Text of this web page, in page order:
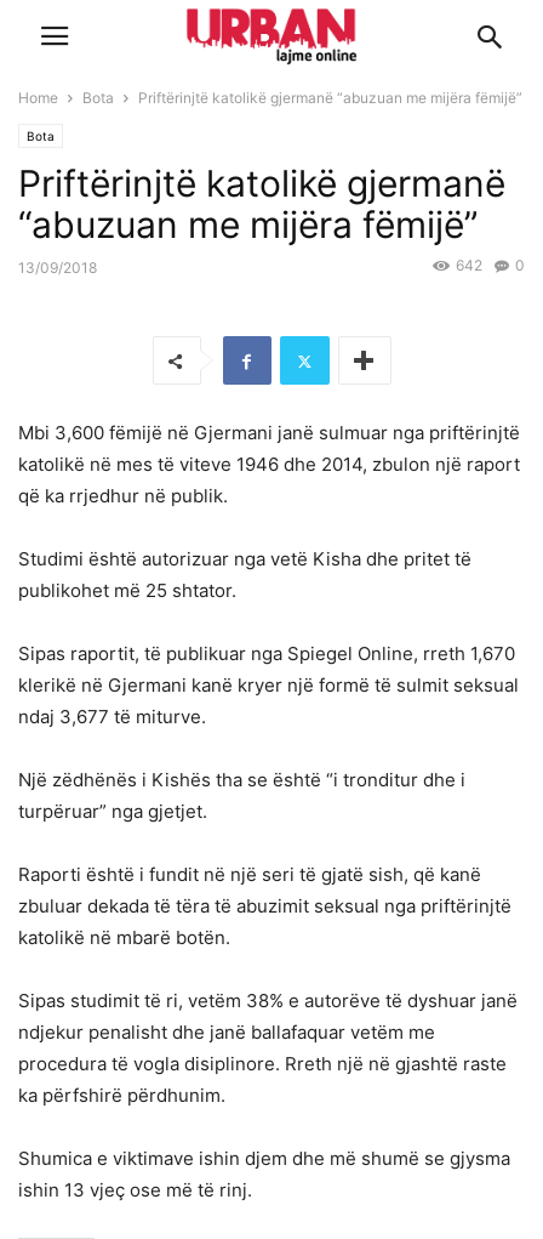
Home Bota Priftërinjtë katolikë gjermanë “abuzuan me mijëra fëmijë”
Bota
Priftërinjtë katolikë gjermanë
“abuzuan me mijëra fëmijë”
13/09/2018 0
642
Mbi 3,600 fëmijë në Gjermani janë sulmuar nga priftërinjtë
katolikë në mes të viteve 1946 dhe 2014, zbulon një raport
që ka rrjedhur në publik.
Studimi është autorizuar nga vetë Kisha dhe pritet të
publikohet më 25 shtator.
Sipas raportit, të publikuar nga Spiegel Online, rreth 1,670
klerikë në Gjermani kanë kryer një formë të sulmit seksual
ndaj 3,677 të miturve.
Një zëdhënës i Kishës tha se është “i tronditur dhe i
turpëruar” nga gjetjet.
Raporti është i fundit në një seri të gjatë sish, që kanë
zbuluar dekada të tëra të abuzimit seksual nga priftërinjtë
katolikë në mbarë botën.
Sipas studimit të ri, vetëm 38% e autorëve të dyshuar janë
ndjekur penalisht dhe janë ballafaquar vetëm me
procedura të vogla disiplinore. Rreth një në gjashtë raste
ka përfshirë përdhunim.
Shumica e viktimave ishin djem dhe më shumë se gjysma
ishin 13 vjeç ose më të rinj.